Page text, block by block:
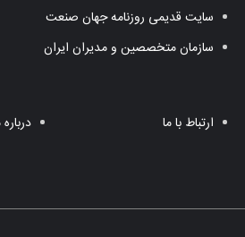
سایت قدیمی روزنامه جهان صنعت
سازمان متخصصین و مدیران ایران
ارتباط با ما